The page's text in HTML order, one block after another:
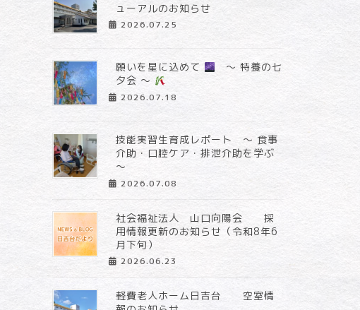
ューアルのお知らせ
2026.07.25
願いを星に込めて
～ 特養の七
夕会 ～
2026.07.18
技能実習生育成レポート ～ 食事
介助・口腔ケア・排泄介助を学ぶ
～
2026.07.08
社会福祉法人 山口向陽会 採
用情報更新のお知らせ（令和8年6
月下旬）
2026.06.23
軽費老人ホーム日吉台 空室情